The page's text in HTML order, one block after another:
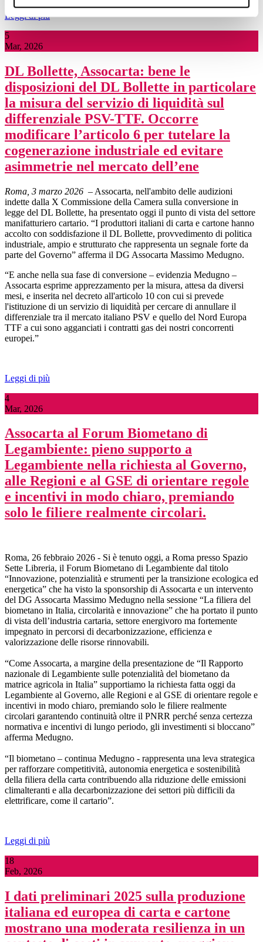
Leggi di più
5
Mar, 2026
DL Bollette, Assocarta: bene le
disposizioni del DL Bollette in particolare
la misura del servizio di liquidità sul
differenziale PSV-TTF. Occorre
modificare l’articolo 6 per tutelare la
cogenerazione industriale ed evitare
asimmetrie nel mercato dell’ene
Roma, 3 marzo 2026 – Assocarta, nell'ambito delle audizioni
indette dalla X Commissione della Camera sulla conversione in
legge del DL Bollette, ha presentato oggi il punto di vista del settore
manifatturiero cartario. “I produttori italiani di carta e cartone hanno
accolto con soddisfazione il DL Bollette, provvedimento di politica
industriale, ampio e strutturato che rappresenta un segnale forte da
parte del Governo” afferma il DG Assocarta Massimo Medugno.
“E anche nella sua fase di conversione – evidenzia Medugno –
Assocarta esprime apprezzamento per la misura, attesa da diversi
mesi, e inserita nel decreto all'articolo 10 con cui si prevede
l'istituzione di un servizio di liquidità per cercare di annullare il
differenziale tra il mercato italiano PSV e quello del Nord Europa
TTF a cui sono agganciati i contratti gas dei nostri concorrenti
europei.”
Leggi di più
4
Mar, 2026
Assocarta al Forum Biometano di
Legambiente: pieno supporto a
Legambiente nella richiesta al Governo,
alle Regioni e al GSE di orientare regole
e incentivi in modo chiaro, premiando
solo le filiere realmente circolari.
Roma, 26 febbraio 2026 - Si è tenuto oggi, a Roma presso Spazio
Sette Libreria, il Forum Biometano di Legambiente dal titolo
“Innovazione, potenzialità e strumenti per la transizione ecologica ed
energetica” che ha visto la sponsorship di Assocarta e un intervento
del DG Assocarta Massimo Medugno nella sessione “La filiera del
biometano in Italia, circolarità e innovazione” che ha portato il punto
di vista dell’industria cartaria, settore energivoro ma fortemente
impegnato in percorsi di decarbonizzazione, efficienza e
valorizzazione delle risorse rinnovabili.
“Come Assocarta, a margine della presentazione de “Il Rapporto
nazionale di Legambiente sulle potenzialità del biometano da
matrice agricola in Italia” supportiamo la richiesta fatta oggi da
Legambiente al Governo, alle Regioni e al GSE di orientare regole e
incentivi in modo chiaro, premiando solo le filiere realmente
circolari garantendo continuità oltre il PNRR perché senza certezza
normativa e incentivi di lungo periodo, gli investimenti si bloccano”
afferma Medugno.
“Il biometano – continua Medugno - rappresenta una leva strategica
per rafforzare competitività, autonomia energetica e sostenibilità
della filiera della carta contribuendo alla riduzione delle emissioni
climalteranti e alla decarbonizzazione dei settori più difficili da
elettrificare, come il cartario”.
Leggi di più
18
Feb, 2026
I dati preliminari 2025 sulla produzione
italiana ed europea di carta e cartone
mostrano una moderata resilienza in un